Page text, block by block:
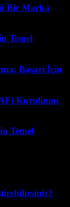
Bir Marka
Temel
Başarı İçin
Kurulumu
Temel